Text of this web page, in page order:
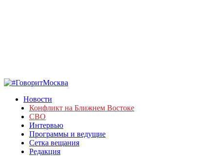
Новости
Конфликт на Ближнем Востоке
СВО
Интервью
Программы и ведущие
Сетка вещания
Редакция